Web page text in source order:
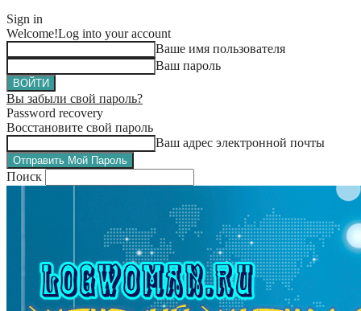
Sign in
Welcome!Log into your account
Ваше имя пользователя
Ваш пароль
Вы забыли свой пароль?
Password recovery
Восстановите свой пароль
Ваш адрес электронной почты
Поиск